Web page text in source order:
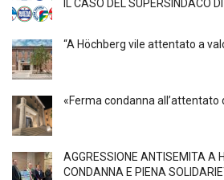
IL CASO DEL SUPERSINDACO
“A Höchberg vile attentato a
«Ferma condanna all’attentato
AGGRESSIONE ANTISEMITA A
CONDANNA E PIENA